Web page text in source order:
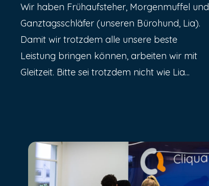
Wir haben Frühaufsteher, Morgenmuffel und
Ganztagsschläfer (unseren Bürohund, Lia).
Damit wir trotzdem alle unsere beste
Leistung bringen können, arbeiten wir mit
Gleitzeit. Bitte sei trotzdem nicht wie Lia...